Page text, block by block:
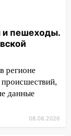
ещё
покажут
для
и пешеходы.
регионе
данные
08.08.2026